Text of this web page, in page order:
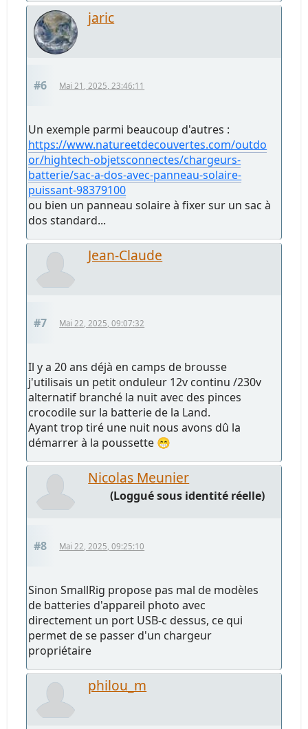
jaric
#6 Mai 21, 2025, 23:46:11
Un exemple parmi beaucoup d'autres :
https://www.natureetdecouvertes.com/outdo
or/hightech-objetsconnectes/chargeurs-
batterie/sac-a-dos-avec-panneau-solaire-
puissant-98379100
ou bien un panneau solaire à fixer sur un sac à
dos standard...
Jean-Claude
#7 Mai 22, 2025, 09:07:32
Il y a 20 ans déjà en camps de brousse
j'utilisais un petit onduleur 12v continu /230v
alternatif branché la nuit avec des pinces
crocodile sur la batterie de la Land.
Ayant trop tiré une nuit nous avons dû la
démarrer à la poussette 😁
Nicolas Meunier
(Loggué sous identité réelle)
#8 Mai 22, 2025, 09:25:10
Sinon SmallRig propose pas mal de modèles
de batteries d'appareil photo avec
directement un port USB-c dessus, ce qui
permet de se passer d'un chargeur
propriétaire
philou_m